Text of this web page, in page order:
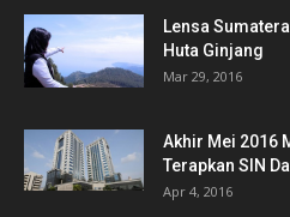
Lensa
Huta Ginjang
Mar 29, 2016
Akhir Mei 2016
Terapkan SIN
Apr 4, 2016